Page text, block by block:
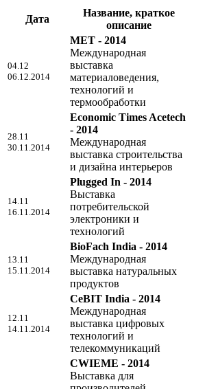
Дата
Название, краткое
описание
04.12
06.12.2014
MET - 2014
Международная
выставка
материаловедения,
технологий и
термообработки
28.11
30.11.2014
Economic Times Acetech
- 2014
Международная
выставка строительства
и дизайна интерьеров
14.11
16.11.2014
Plugged In - 2014
Выставка
потребительской
электроники и
технологий
13.11
15.11.2014
BioFach India - 2014
Международная
выставка натуральных
продуктов
12.11
14.11.2014
CeBIT India - 2014
Международная
выставка цифровых
технологий и
телекоммуникаций
CWIEME - 2014
Выставка для